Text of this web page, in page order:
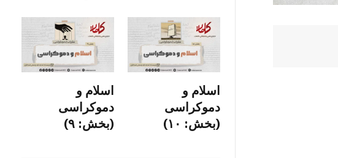
اسلام و
دموکراسی
(بخش: ۱۰)
اسلام و
دموکراسی
(بخش: ۹)